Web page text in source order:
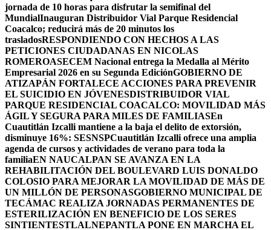
jornada de 10 horas para disfrutar la semifinal del
MundialInauguran Distribuidor Vial Parque Residencial
Coacalco; reducirá más de 20 minutos los
trasladosRESPONDIENDO CON HECHOS A LAS
PETICIONES CIUDADANAS EN NICOLAS
ROMEROASECEM Nacional entrega la Medalla al Mérito
Empresarial 2026 en su Segunda EdiciónGOBIERNO DE
ATIZAPÁN FORTALECE ACCIONES PARA PREVENIR
EL SUICIDIO EN JÓVENESDISTRIBUIDOR VIAL
PARQUE RESIDENCIAL COACALCO: MOVILIDAD MÁS
ÁGIL Y SEGURA PARA MILES DE FAMILIASEn
Cuautitlán Izcalli mantiene a la baja el delito de extorsión,
disminuye 16%: SESNSPCuautitlán Izcalli ofrece una amplia
agenda de cursos y actividades de verano para toda la
familiaEN NAUCALPAN SE AVANZA EN LA
REHABILITACIÓN DEL BOULEVARD LUIS DONALDO
COLOSIO PARA MEJORAR LA MOVILIDAD DE MÁS DE
UN MILLÓN DE PERSONASGOBIERNO MUNICIPAL DE
TECÁMAC REALIZA JORNADAS PERMANENTES DE
ESTERILIZACIÓN EN BENEFICIO DE LOS SERES
SINTIENTESTLALNEPANTLA PONE EN MARCHA EL